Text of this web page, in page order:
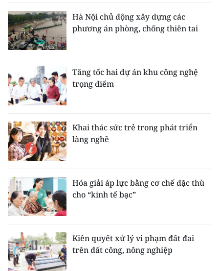
Hà Nội chủ động xây dựng các
phương án phòng, chống thiên tai
Tăng tốc hai dự án khu công nghệ
trọng điểm
Khai thác sức trẻ trong phát triển
làng nghề
Hóa giải áp lực bằng cơ chế đặc thù
cho “kinh tế bạc”
Kiên quyết xử lý vi phạm đất đai
trên đất công, nông nghiệp